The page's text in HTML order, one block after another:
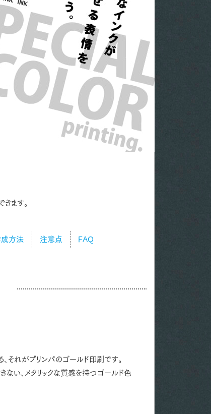
ます。
成方法 注意点 FAQ
、それがプリンパのゴールド印刷です。
い、メタリックな質感を持つゴールド色